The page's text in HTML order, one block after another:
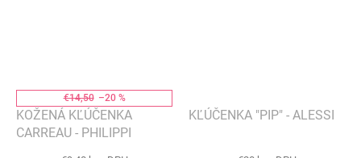
€14,50 –20 %
KOŽENÁ KĽÚČENKA
CARREAU - PHILIPPI
KĽÚČENKA "PIP" - ALESSI